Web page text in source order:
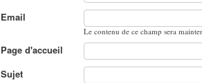
Email
Le contenu de ce champ sera
Page d'accueil
Sujet